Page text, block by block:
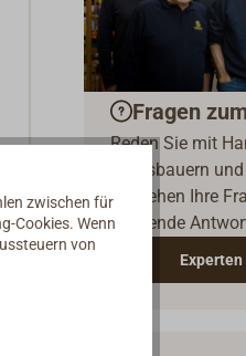
Fragen
Reden Sie mit
Bootsbauern
verstehen Ihre
passende
zwischen für
Cookies. Wenn
von